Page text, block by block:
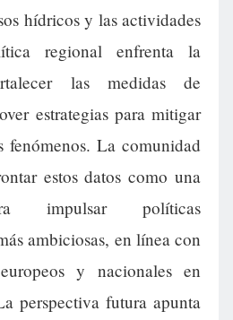
hídricos y las actividades
regional enfrenta la
las medidas de
estrategias para mitigar
fenómenos. La comunidad
estos datos como una
impulsar políticas
ambiciosas, en línea con
y nacionales en
perspectiva futura apunta